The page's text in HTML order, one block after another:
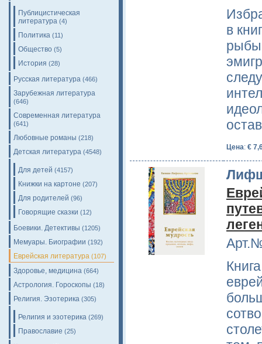
Публицистическая
литература (4)
Политика (11)
Общество (5)
История (28)
Русская литература (466)
Зарубежная литература
(646)
Современная литература
(641)
Любовные романы (218)
Детская литература (4548)
Для детей (4157)
Книжки на картоне (207)
Для родителей (96)
Говорящие сказки (12)
Боевики. Детективы (1205)
Мемуары. Биографии (192)
Еврейская литература (107)
Здоровье, медицина (664)
Астрология. Гороскопы (18)
Религия. Эзотерика (305)
Религия и эзотерика (269)
Православие (25)
в
Цена: €